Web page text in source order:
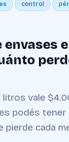
control
envases
litros vale
podés tener
pierde cada